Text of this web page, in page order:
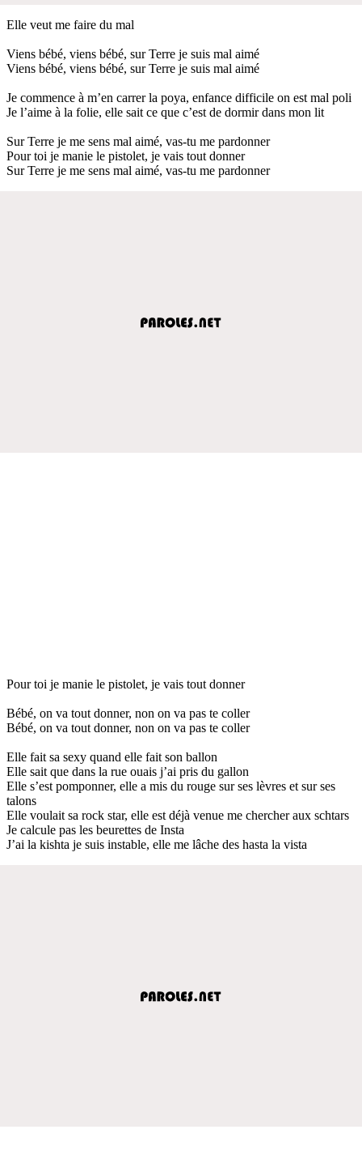
Elle veut me faire du mal
Viens bébé, viens bébé, sur Terre je suis mal aimé
Viens bébé, viens bébé, sur Terre je suis mal aimé
Je commence à m’en carrer la poya, enfance difficile on est mal poli
Je l’aime à la folie, elle sait ce que c’est de dormir dans mon lit
Sur Terre je me sens mal aimé, vas-tu me pardonner
Pour toi je manie le pistolet, je vais tout donner
Sur Terre je me sens mal aimé, vas-tu me pardonner
Pour toi je manie le pistolet, je vais tout donner
Bébé, on va tout donner, non on va pas te coller
Bébé, on va tout donner, non on va pas te coller
Elle fait sa sexy quand elle fait son ballon
Elle sait que dans la rue ouais j’ai pris du gallon
Elle s’est pomponner, elle a mis du rouge sur ses lèvres et sur ses
talons
Elle voulait sa rock star, elle est déjà venue me chercher aux schtars
Je calcule pas les beurettes de Insta
J’ai la kishta je suis instable, elle me lâche des hasta la vista